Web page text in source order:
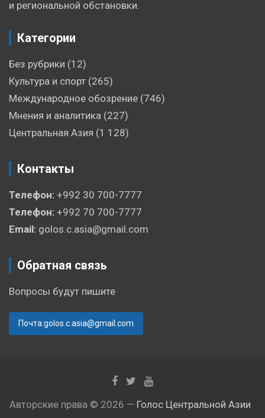
и региональной обстановки.
Категории
Без рубрики (12)
Культура и спорт (265)
Международное обозрение (746)
Мнения и аналитика (227)
Центральная Азия (1 128)
Контакты
Телефон: +992 30 700-7777
Телефон: +992 70 700-7777
Email: golos.c.asia@gmail.com
Обратная связь
Вопросы будут пишите
Почта:golos.c.asia@gmail.com
Авторские права © 2026 — Голос Центральной Азии